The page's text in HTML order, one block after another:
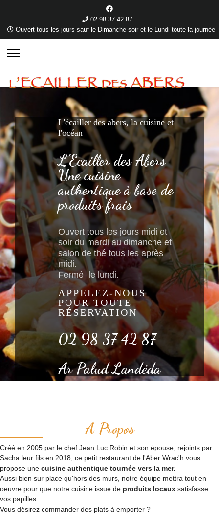
02 98 37 42 87
Ouvert tous les jours sauf le Dimanche soir et le Lundi toute la journée
L'écailler des abers, la cuisine et
l'océan
L'Ecailler des Abers
Une cuisine
authentique à base de
produits frais
Ouvert tous les jours midi et
soir du mardi au dimanche et
salon de thé tous les après
midi.
Fermé le lundi.
APPELEZ-NOUS
POUR TOUTE
RÉSERVATION
02 98 37 42 87
Ar Palud Landéda
A Propos
Créé en 2005 par le chef Jean Luc Robin et son épouse, rejoints par
Sacha leur fils en 2018, ce petit restaurant de l'Aber Wrac'h vous
propose une cuisine authentique tournée vers la mer.
Aussi bien sur place qu'hors des murs, notre équipe mettra tout en
oeuvre pour que notre cuisine issue de produits locaux satisfasse
vos papilles.
Vous désirez commander des plats à emporter ?